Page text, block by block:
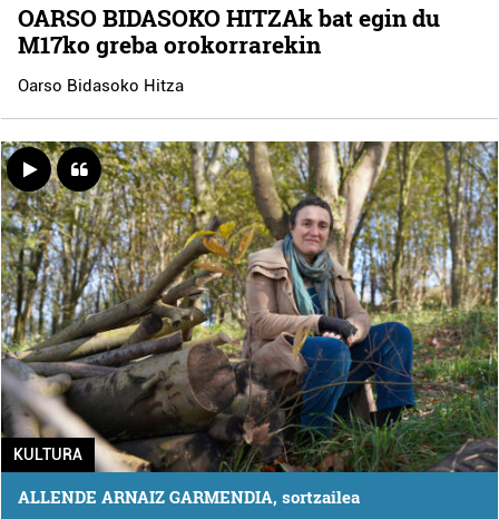
OARSO BIDASOKO HITZAk bat egin du
M17ko greba orokorrarekin
Oarso Bidasoko Hitza
KULTURA
ALLENDE ARNAIZ GARMENDIA, sortzailea